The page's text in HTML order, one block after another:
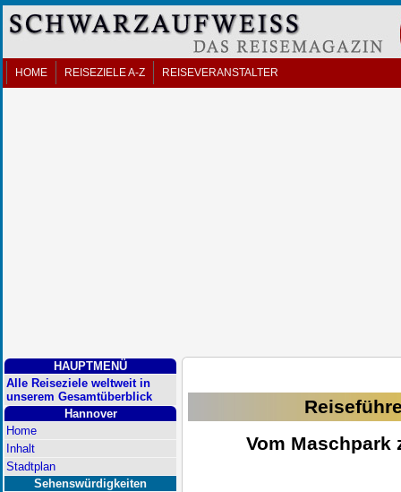
HOME REISEZIELE A-Z REISEVERANSTALTER
HAUPTMENÜ
Alle Reiseziele weltweit in
unserem Gesamtüberblick
Hannover
Home
Inhalt
Stadtplan
Sehenswürdigkeiten
Vom Maschpark